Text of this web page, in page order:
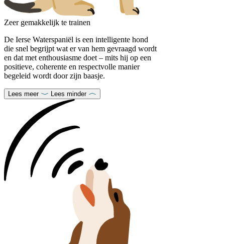
Zeer gemakkelijk te trainen
De Ierse Waterspaniël is een intelligente hond
die snel begrijpt wat er van hem gevraagd wordt
en dat met enthousiasme doet – mits hij op een
positieve, coherente en respectvolle manier
begeleid wordt door zijn baasje.
Lees meer Lees minder